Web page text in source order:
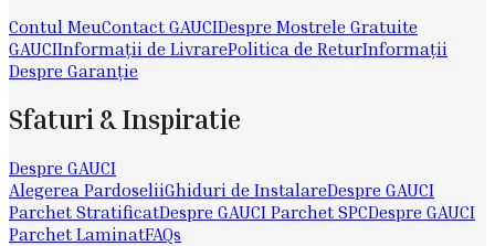
Contul MeuContact GAUCIDespre Mostrele Gratuite
GAUCIInformații de LivrarePolitica de ReturInformații
Despre Garanție
Sfaturi & Inspiratie
Despre GAUCI
Alegerea PardoseliiGhiduri de InstalareDespre GAUCI
Parchet StratificatDespre GAUCI Parchet SPCDespre GAUCI
Parchet LaminatFAQs